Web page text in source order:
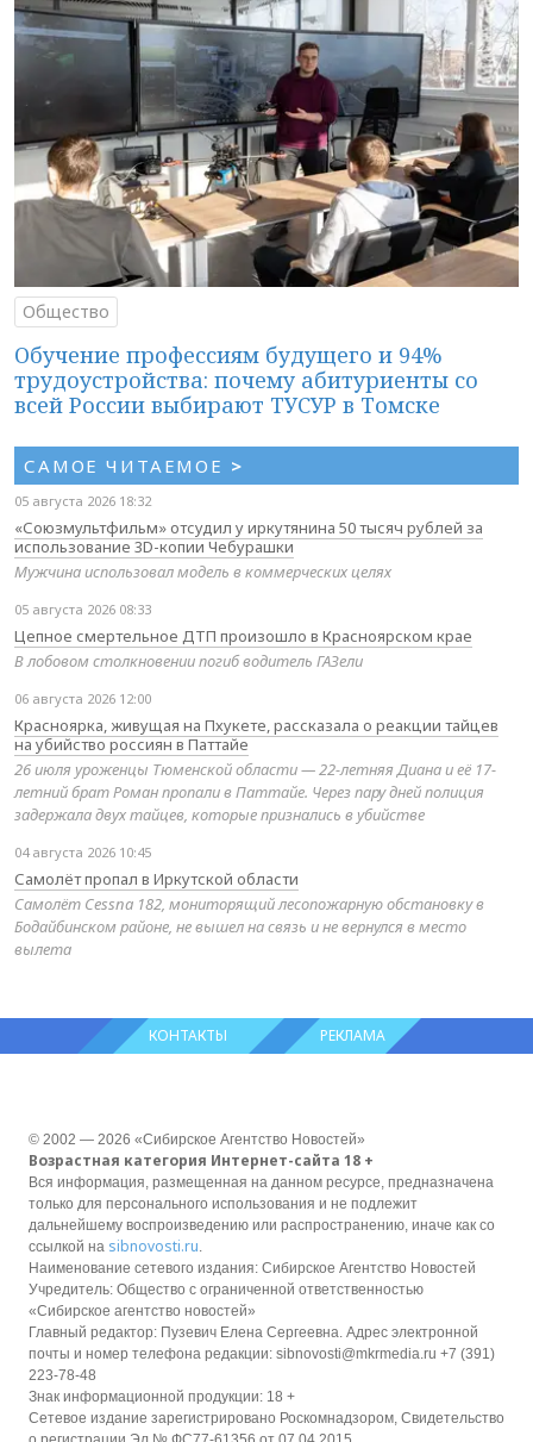
Общество
Обучение профессиям будущего и 94%
трудоустройства: почему абитуриенты со
всей России выбирают ТУСУР в Томске
САМОЕ ЧИТАЕМОЕ >
05 августа 2026 18:32
«Союзмультфильм» отсудил у иркутянина 50 тысяч рублей за
использование 3D-копии Чебурашки
Мужчина использовал модель в коммерческих целях
05 августа 2026 08:33
Цепное смертельное ДТП произошло в Красноярском крае
В лобовом столкновении погиб водитель ГАЗели
06 августа 2026 12:00
Красноярка, живущая на Пхукете, рассказала о реакции тайцев
на убийство россиян в Паттайе
26 июля уроженцы Тюменской области — 22-летняя Диана и её 17-
летний брат Роман пропали в Паттайе. Через пару дней полиция
задержала двух тайцев, которые признались в убийстве
04 августа 2026 10:45
Самолёт пропал в Иркутской области
Самолёт Cessna 182, мониторящий лесопожарную обстановку в
Бодайбинском районе, не вышел на связь и не вернулся в место
вылета
КОНТАКТЫ РЕКЛАМА
© 2002 — 2026 «Сибирское Агентство Новостей»
Возрастная категория Интернет-сайта 18 +
Вся информация, размещенная на данном ресурсе, предназначена
только для персонального использования и не подлежит
дальнейшему воспроизведению или распространению, иначе как со
ссылкой на sibnovosti.ru.
Наименование сетевого издания: Сибирское Агентство Новостей
Учредитель: Общество с ограниченной ответственностью
«Сибирское агентство новостей»
Главный редактор: Пузевич Елена Сергеевна. Адрес электронной
почты и номер телефона редакции: sibnovosti@mkrmedia.ru +7 (391)
223-78-48
Знак информационной продукции: 18 +
Сетевое издание зарегистрировано Роскомнадзором, Свидетельство